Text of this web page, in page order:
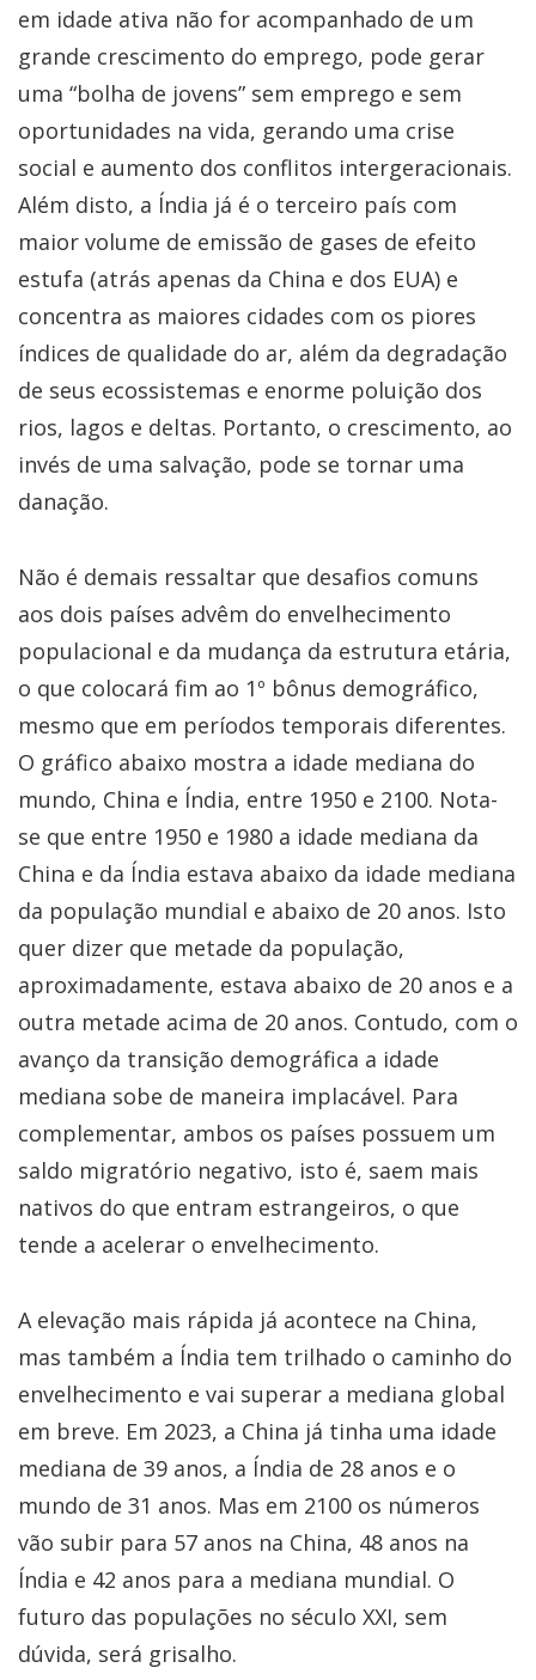
em idade ativa não for acompanhado de um
grande crescimento do emprego, pode gerar
uma “bolha de jovens” sem emprego e sem
oportunidades na vida, gerando uma crise
social e aumento dos conflitos intergeracionais.
Além disto, a Índia já é o terceiro país com
maior volume de emissão de gases de efeito
estufa (atrás apenas da China e dos EUA) e
concentra as maiores cidades com os piores
índices de qualidade do ar, além da degradação
de seus ecossistemas e enorme poluição dos
rios, lagos e deltas. Portanto, o crescimento, ao
invés de uma salvação, pode se tornar uma
danação.
Não é demais ressaltar que desafios comuns
aos dois países advêm do envelhecimento
populacional e da mudança da estrutura etária,
o que colocará fim ao 1º bônus demográfico,
mesmo que em períodos temporais diferentes.
O gráfico abaixo mostra a idade mediana do
mundo, China e Índia, entre 1950 e 2100. Nota-
se que entre 1950 e 1980 a idade mediana da
China e da Índia estava abaixo da idade mediana
da população mundial e abaixo de 20 anos. Isto
quer dizer que metade da população,
aproximadamente, estava abaixo de 20 anos e a
outra metade acima de 20 anos. Contudo, com o
avanço da transição demográfica a idade
mediana sobe de maneira implacável. Para
complementar, ambos os países possuem um
saldo migratório negativo, isto é, saem mais
nativos do que entram estrangeiros, o que
tende a acelerar o envelhecimento.
A elevação mais rápida já acontece na China,
mas também a Índia tem trilhado o caminho do
envelhecimento e vai superar a mediana global
em breve. Em 2023, a China já tinha uma idade
mediana de 39 anos, a Índia de 28 anos e o
mundo de 31 anos. Mas em 2100 os números
vão subir para 57 anos na China, 48 anos na
Índia e 42 anos para a mediana mundial. O
futuro das populações no século XXI, sem
dúvida, será grisalho.